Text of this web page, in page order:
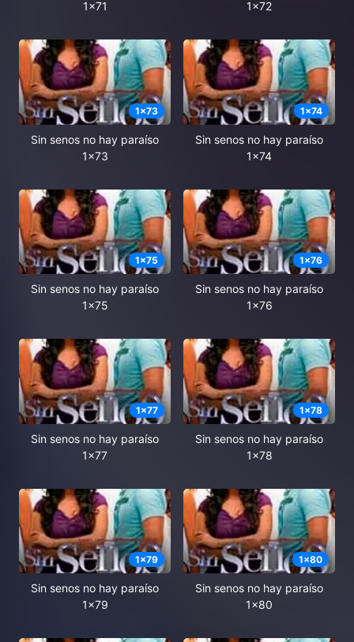
1x71
1x72
1x73
Sin senos no hay paraíso
1x73
1x74
Sin senos no hay paraíso
1x74
1x75
Sin senos no hay paraíso
1x75
1x76
Sin senos no hay paraíso
1x76
1x77
Sin senos no hay paraíso
1x77
1x78
Sin senos no hay paraíso
1x78
1x79
Sin senos no hay paraíso
1x79
1x80
Sin senos no hay paraíso
1x80